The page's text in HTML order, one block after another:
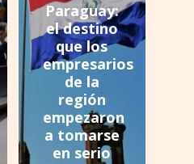
Paraguay:
el destino
que los
empresarios
de la
región
empezaron
a tomarse
en serio